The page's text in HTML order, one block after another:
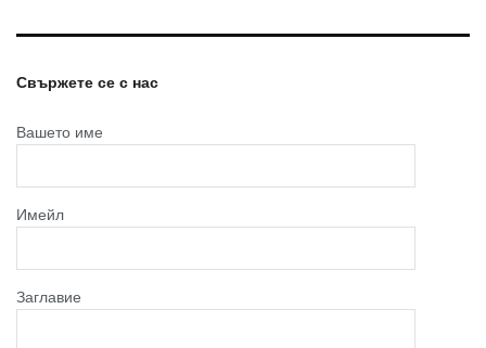
Свържете се с нас
Вашето име
Имейл
Заглавие